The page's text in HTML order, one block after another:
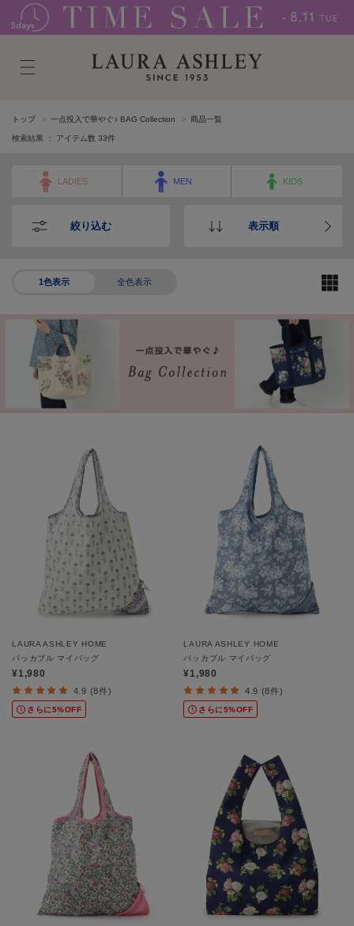
トップ 一点投入で華やぐ♪ BAG Collection 商品一覧
検索結果 ： アイテム数 33件
LADIES MEN KIDS
絞り込む 表示順
1色表示 全色表示
LAURA ASHLEY HOME
パッカブル マイバッグ
¥1,980
4.9 (8件)
さらに5%OFF
LAURA ASHLEY HOME
パッカブル マイバッグ
¥1,980
4.9 (8件)
さらに5%OFF